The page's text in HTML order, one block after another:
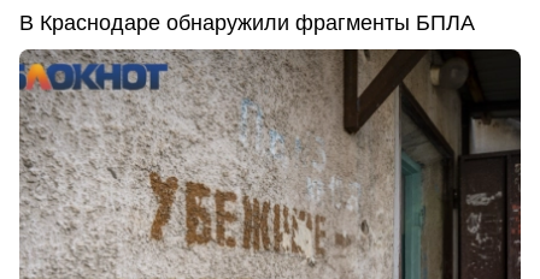
В Краснодаре обнаружили фрагменты БПЛА